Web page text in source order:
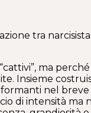
tra
ma
Insieme
nel breve
di intensità ma